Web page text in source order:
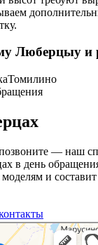
.
Люберцыу и
Томилино
— наш
в день
и